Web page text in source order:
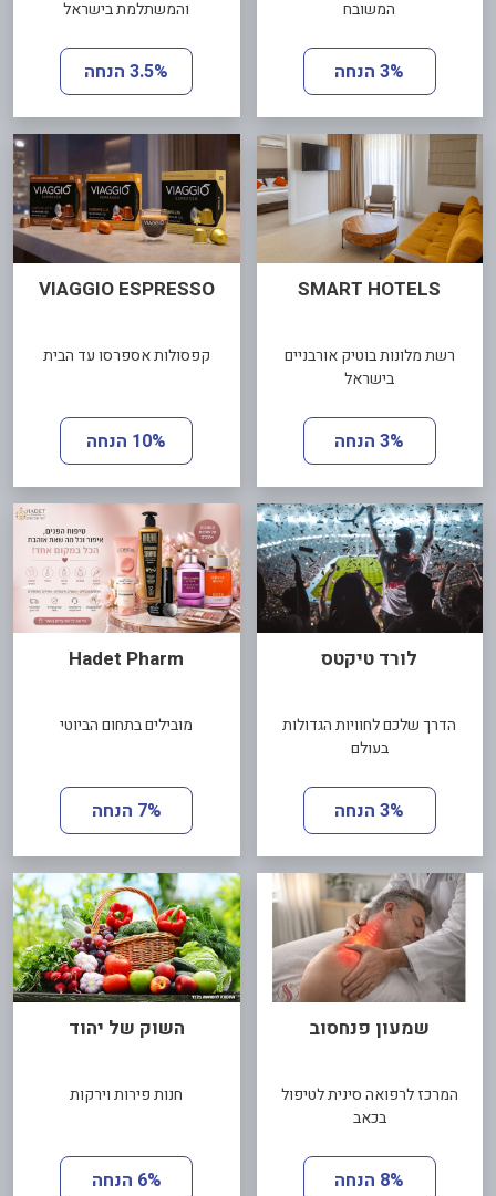
המשובח
3% הנחה
והמשתלמת בישראל
3.5% הנחה
SMART HOTELS
רשת מלונות בוטיק אורבניים
בישראל
3% הנחה
VIAGGIO ESPRESSO
קפסולות אספרסו עד הבית
10% הנחה
לורד טיקטס
הדרך שלכם לחוויות הגדולות
בעולם
3% הנחה
Hadet Pharm
מובילים בתחום הביוטי
7% הנחה
שמעון פנחסוב
המרכז לרפואה סינית לטיפול
בכאב
8% הנחה
השוק של יהוד
חנות פירות וירקות
6% הנחה